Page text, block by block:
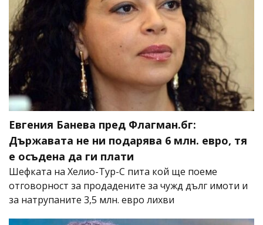
Евгения Банева пред Флагман.бг:
Държавата не ни подарява 6 млн. евро, тя
е осъдена да ги плати
Шефката на Хелио-Тур-С пита кой ще поеме
отговорност за продадените за чужд дълг имоти и
за натрупаните 3,5 млн. евро лихви